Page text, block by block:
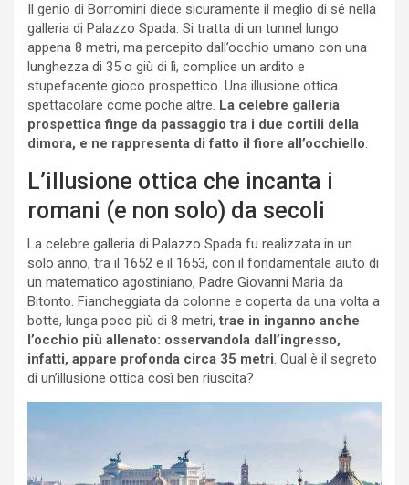
Il genio di Borromini diede sicuramente il meglio di sé nella
galleria di Palazzo Spada. Si tratta di un tunnel lungo
appena 8 metri, ma percepito dall’occhio umano con una
lunghezza di 35 o giù di lì, complice un ardito e
stupefacente gioco prospettico. Una illusione ottica
spettacolare come poche altre. La celebre galleria
prospettica finge da passaggio tra i due cortili della
dimora, e ne rappresenta di fatto il fiore all’occhiello.
L’illusione ottica che incanta i
romani (e non solo) da secoli
La celebre galleria di Palazzo Spada fu realizzata in un
solo anno, tra il 1652 e il 1653, con il fondamentale aiuto di
un matematico agostiniano, Padre Giovanni Maria da
Bitonto. Fiancheggiata da colonne e coperta da una volta a
botte, lunga poco più di 8 metri,trae in inganno anche
l’occhio più allenato: osservandola dall’ingresso,
infatti, appare profonda circa 35 metri. Qual è il segreto
di un’illusione ottica così ben riuscita?